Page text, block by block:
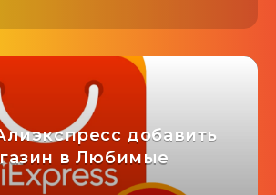
добавить
в Любимые